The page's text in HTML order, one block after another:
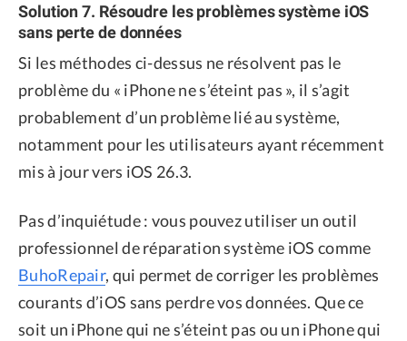
Solution 7. Résoudre les problèmes système iOS
sans perte de données
Si les méthodes ci-dessus ne résolvent pas le
problème du « iPhone ne s’éteint pas », il s’agit
probablement d’un problème lié au système,
notamment pour les utilisateurs ayant récemment
mis à jour vers iOS 26.3.
Pas d’inquiétude : vous pouvez utiliser un outil
professionnel de réparation système iOS comme
BuhoRepair, qui permet de corriger les problèmes
courants d’iOS sans perdre vos données. Que ce
soit un iPhone qui ne s’éteint pas ou un iPhone qui